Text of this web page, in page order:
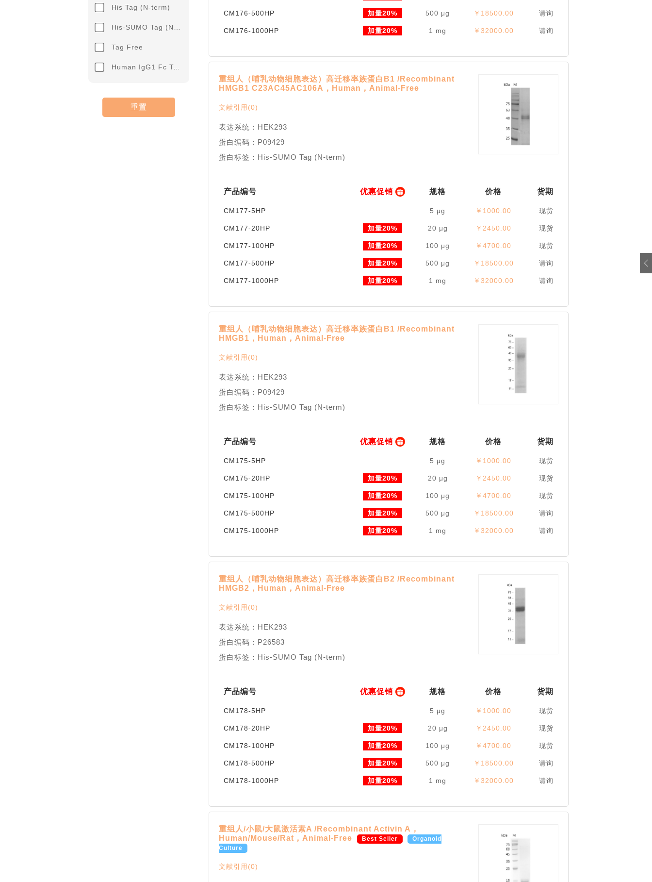
His Tag (N-term)
Tag Free
Human IgG1 Fc Tag (C-term)
重置
CM176-500HP 加量20% 500 μg ￥18500.00 请询
CM176-1000HP 加量20% 1 mg ￥32000.00 请询
重组人（哺乳动物细胞表达）高迁移率族蛋白B1 /Recombinant
HMGB1 C23AC45AC106A，Human，Animal-Free
文献引用(0)
表达系统：HEK293
蛋白编码：P09429
蛋白标签：His-SUMO Tag (N-term)
产品编号 优惠促销 规格 价格 货期
CM177-5HP 5 μg ￥1000.00 现货
CM177-20HP 加量20% 20 μg ￥2450.00 现货
CM177-100HP 加量20% 100 μg ￥4700.00 现货
CM177-500HP 加量20% 500 μg ￥18500.00 请询
CM177-1000HP 加量20% 1 mg ￥32000.00 请询
重组人（哺乳动物细胞表达）高迁移率族蛋白B1 /Recombinant
HMGB1，Human，Animal-Free
文献引用(0)
表达系统：HEK293
蛋白编码：P09429
蛋白标签：His-SUMO Tag (N-term)
产品编号 优惠促销 规格 价格 货期
CM175-5HP 5 μg ￥1000.00 现货
CM175-20HP 加量20% 20 μg ￥2450.00 现货
CM175-100HP 加量20% 100 μg ￥4700.00 现货
CM175-500HP 加量20% 500 μg ￥18500.00 请询
CM175-1000HP 加量20% 1 mg ￥32000.00 请询
重组人（哺乳动物细胞表达）高迁移率族蛋白B2 /Recombinant
HMGB2，Human，Animal-Free
文献引用(0)
表达系统：HEK293
蛋白编码：P26583
蛋白标签：His-SUMO Tag (N-term)
产品编号 优惠促销 规格 价格 货期
CM178-5HP 5 μg ￥1000.00 现货
CM178-20HP 加量20% 20 μg ￥2450.00 现货
CM178-100HP 加量20% 100 μg ￥4700.00 现货
CM178-500HP 加量20% 500 μg ￥18500.00 请询
CM178-1000HP 加量20% 1 mg ￥32000.00 请询
重组人/小鼠/大鼠激活素A /Recombinant Activin A，
Human/Mouse/Rat，Animal-Free
Best Seller
Organoid
Culture
文献引用(0)